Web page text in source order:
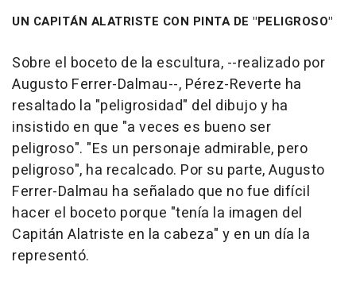
UN CAPITÁN ALATRISTE CON PINTA DE "PELIGROSO"
Sobre el boceto de la escultura, --realizado por
Augusto Ferrer-Dalmau--, Pérez-Reverte ha
resaltado la "peligrosidad" del dibujo y ha
insistido en que "a veces es bueno ser
peligroso". "Es un personaje admirable, pero
peligroso", ha recalcado. Por su parte, Augusto
Ferrer-Dalmau ha señalado que no fue difícil
hacer el boceto porque "tenía la imagen del
Capitán Alatriste en la cabeza" y en un día la
representó.